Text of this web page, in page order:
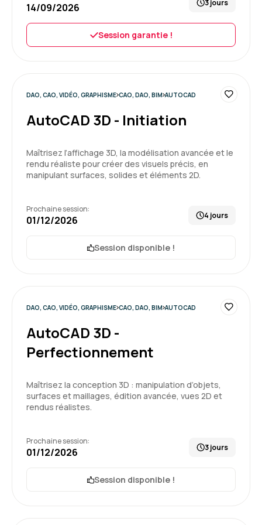
14/09/2026 3 jours
Session garantie !
DAO, CAO, VIDÉO, GRAPHISME CAO, DAO, BIM AUTOCAD
AutoCAD 3D - Initiation
Maîtrisez l’affichage 3D, la modélisation avancée et le
rendu réaliste pour créer des visuels précis, en
manipulant surfaces, solides et éléments 2D.
Prochaine session:
01/12/2026 4 jours
Session disponible !
DAO, CAO, VIDÉO, GRAPHISME CAO, DAO, BIM AUTOCAD
AutoCAD 3D -
Perfectionnement
Maîtrisez la conception 3D : manipulation d’objets,
surfaces et maillages, édition avancée, vues 2D et
rendus réalistes.
Prochaine session:
01/12/2026 3 jours
Session disponible !